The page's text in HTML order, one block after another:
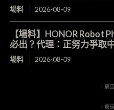
場料 2026-08-09
【場料】HONOR Robot
必出？代理：正努力爭取
場料 2026-08-09
- 廣
- 廣